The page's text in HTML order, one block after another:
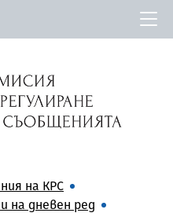
на КРС
на дневен ред